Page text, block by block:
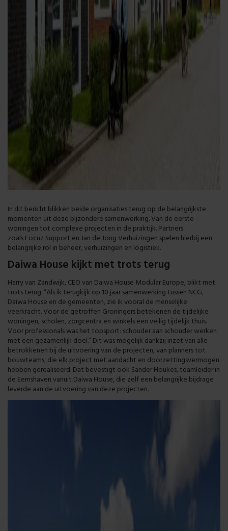
In dit berichtblikken beide organisaties terug op de belangrijkste
momenten uit dezebijzonderesamenwerking. Van de eerste
woningen tot complexe projecten in de praktijk. Partners
zoalsFocuzSupportenJan de Jong Verhuizingenspelen hierbij een
belangrijke rol in beheer, verhuizingen en logistiek.
Daiwa House kijkt met trots terug
Harry van Zandwijk, CEO van Daiwa House Modular Europe, blikt met
trots terug. “Als ik terugkijk op 10 jaar samenwerking tussen NCG,
Daiwa House en de gemeenten, zie ik vooral de menselijke
veerkracht. Voor de getroffen Groningers betekenen de tijdelijke
woningen, scholen, zorgcentra en winkels een veilig tijdelijk thuis.
Voor professionals was het topsport: schouder aan schouder werken
met een gezamenlijk doel.” Dit was mogelijk dankzij inzet van alle
betrokkenen bij de uitvoering van de projecten, van planners tot
bouwteams, die elk project met aandacht en doorzettingsvermogen
hebben gerealiseerd.Dat bevestigt ook Sander Houkes, teamleider in
de Eemshaven vanuit Daiwa House, die zelf een belangrijke bijdrage
leverde aan de uitvoering van deze projecten.